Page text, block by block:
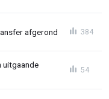
afgerond 384
uitgaande
54